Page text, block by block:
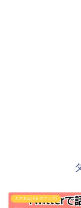
カスタム(ドレスアップ)